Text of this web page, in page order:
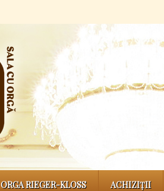
ORGA RIEGER-KLOSS ACHIZIȚII